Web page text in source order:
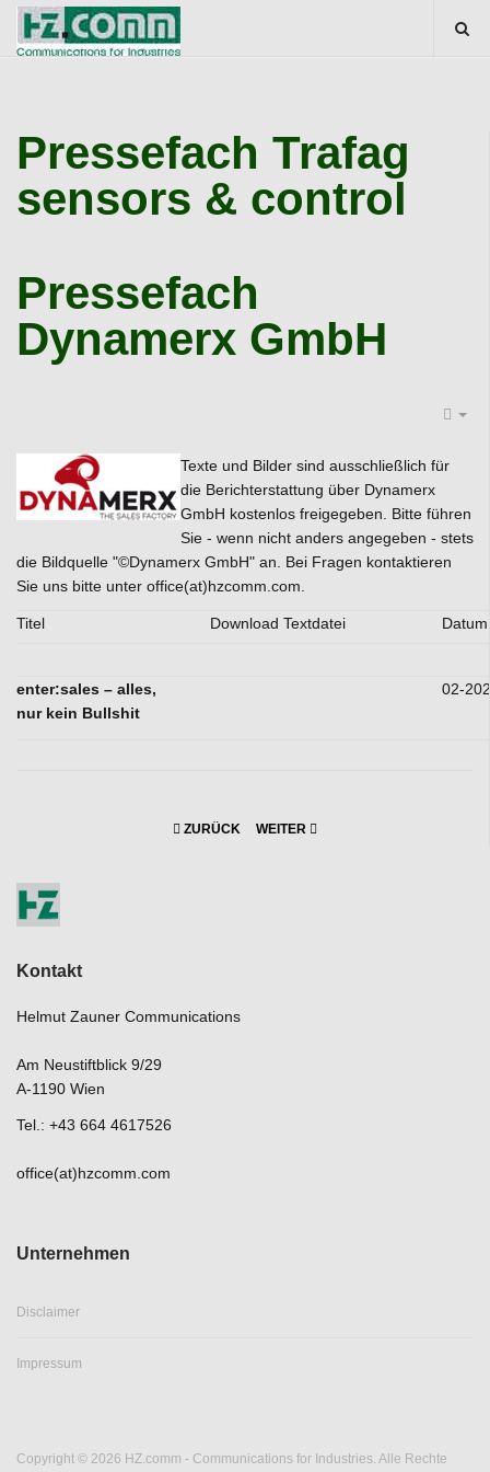
Pressefach Trafag
sensors & control
Pressefach
Dynamerx GmbH
Texte und Bilder sind ausschließlich für
die Berichterstattung über Dynamerx
GmbH kostenlos freigegeben. Bitte führen
Sie - wenn nicht anders angegeben - stets
die Bildquelle "©Dynamerx GmbH" an. Bei Fragen kontaktieren
Sie uns bitte unter office(at)hzcomm.com.
Titel Download Textdatei Datum
enter:sales – alles,
nur kein Bullshit
02-
ZURÜCK WEITER
Kontakt
Helmut Zauner Communications
Am Neustiftblick 9/29
A-1190 Wien
Tel.: +43 664 4617526
office(at)hzcomm.com
Unternehmen
Disclaimer
Impressum
Copyright © 2026 HZ.comm - Communications for Industries. Alle Rechte